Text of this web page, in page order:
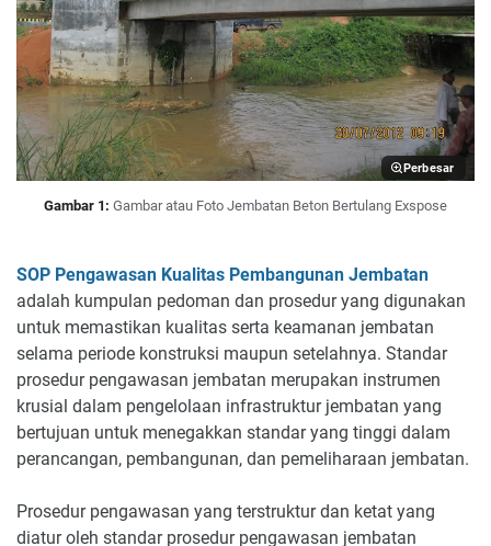
Perbesar
Gambar 1: Gambar atau Foto Jembatan Beton Bertulang Exspose
SOP Pengawasan Kualitas Pembangunan Jembatan
adalah kumpulan pedoman dan prosedur yang digunakan
untuk memastikan kualitas serta keamanan jembatan
selama periode konstruksi maupun setelahnya. Standar
prosedur pengawasan jembatan merupakan instrumen
krusial dalam pengelolaan infrastruktur jembatan yang
bertujuan untuk menegakkan standar yang tinggi dalam
perancangan, pembangunan, dan pemeliharaan jembatan.
Prosedur pengawasan yang terstruktur dan ketat yang
diatur oleh standar prosedur pengawasan jembatan